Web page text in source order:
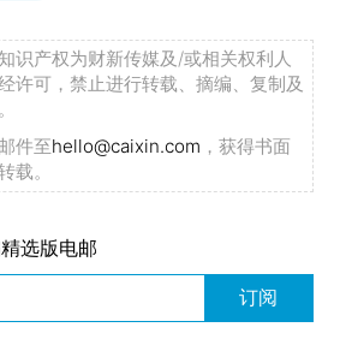
识产权为财新传媒及/或相关权利人
许可，禁止进行转载、摘编、复制及
件至hello@caixin.com ，获得书面
载。
选版电邮
订阅